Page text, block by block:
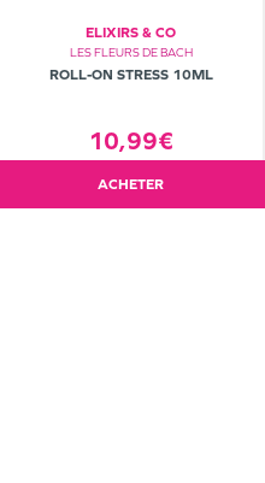
ELIXIRS & CO
LES FLEURS DE BACH
ROLL-ON STRESS 10ML
10,99€
ACHETER